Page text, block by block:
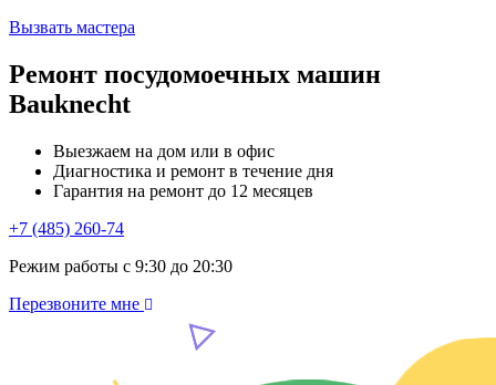
Вызвать мастера
Ремонт посудомоечных машин
Bauknecht
Выезжаем на дом или в офис
Диагностика и ремонт в течение дня
Гарантия на ремонт до 12 месяцев
+7 (485) 260-74
Режим работы с 9:30 до 20:30
Перезвоните мне